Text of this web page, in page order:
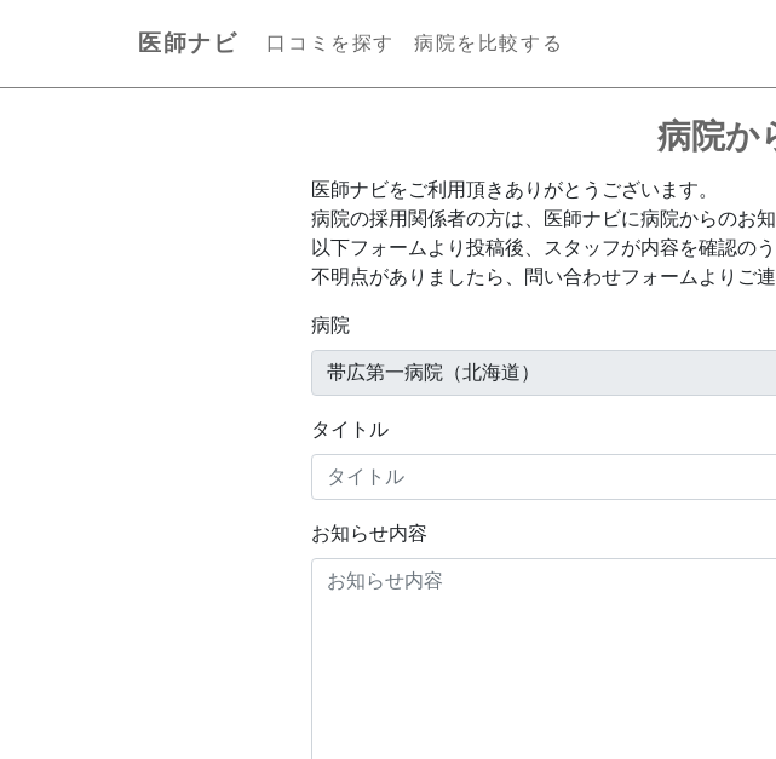
医師ナビ 口コミを探す 病院を比較する
病院か
医師ナビをご利用頂きありがとうございます。
病院の採用関係者の方は、医師ナビに病院からのお
以下フォームより投稿後、スタッフが内容を確認の
不明点がありましたら、問い合わせフォームよりご連
病院
タイトル
お知らせ内容